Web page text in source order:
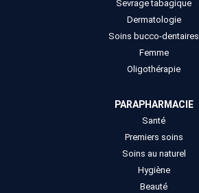
Sevrage tabagique
Dermatologie
Soins bucco-dentaires
Femme
Oligothérapie
PARAPHARMACIE
Santé
Premiers soins
Soins au naturel
Hygiène
Beauté